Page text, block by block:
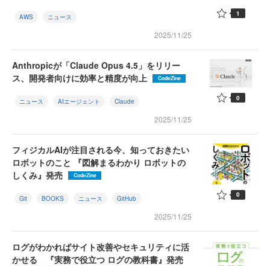
AWS ニュース
2025/11/25
1
Anthropicが「Claude Opus 4.5」をリリー
ス、開発者向けに効率と精度が向上
CodeZine
ニュース AIエージェント Claude
2025/11/25
0
フィジカルAIが注目される今、知っておきたい
ロボットのこと 『図解まるわかり ロボットの
しくみ』発売
CodeZine
Git BOOKS ニュース GitHub
2025/11/25
0
ログがわかればサイト改善やセキュリティに活
かせる 『実務で役立つ ログの教科書』発売